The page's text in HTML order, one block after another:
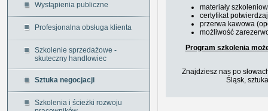
Wystąpienia publiczne
Profesjonalna obsługa klienta
Szkolenie sprzedażowe -
skuteczny handlowiec
Sztuka negocjacji
Szkolenia i ścieżki rozwoju
materiały
certyfikat
przerwa kawowa
możliwość
Program szkolenia
Znajdziesz nas po
Śląsk,